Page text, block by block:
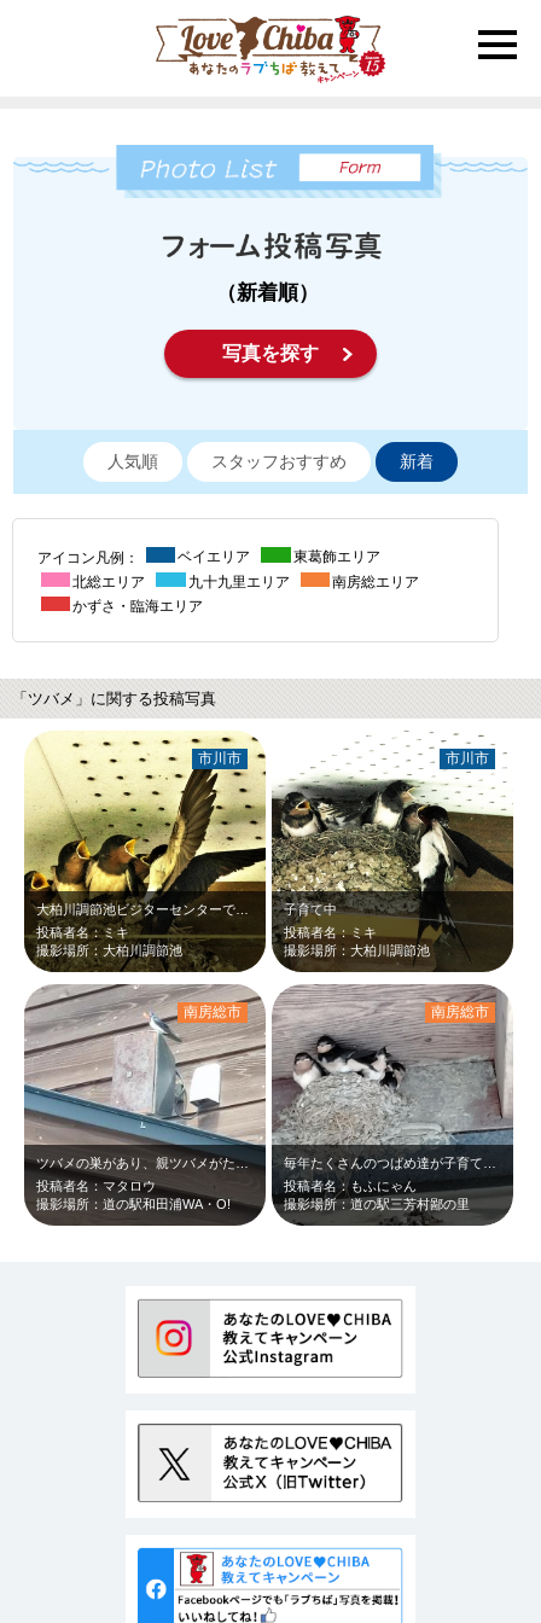
toggle
（新着順）
写真を探す
人気順 スタッフおすすめ 新着
アイコン凡例： ベイエリア
東葛飾エリア
北総エリア
九十九里エリア
南房総エリア
かずさ・臨海エリア
「ツバメ」に関する投稿写真
大柏川調節池ビジターセンターで毎年ツバメの親子に会えます
投稿者名：ミキ
撮影場所：大柏川調節池
市川市
子育て中
投稿者名：ミキ
撮影場所：大柏川調節池
市川市
ツバメの巣があり、親ツバメがたくさん飛んでいました。
投稿者名：マタロウ
撮影場所：道の駅和田浦WA・O!
南房総市
投稿者名：もふにゃん
撮影場所：道の駅三芳村鄙の里
南房総市